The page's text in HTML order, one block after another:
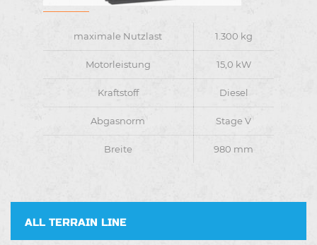
maximale Nutzlast 1.300 kg
Motorleistung 15,0 kW
Kraftstoff Diesel
Abgasnorm Stage V
Breite 980 mm
ALL TERRAIN LINE